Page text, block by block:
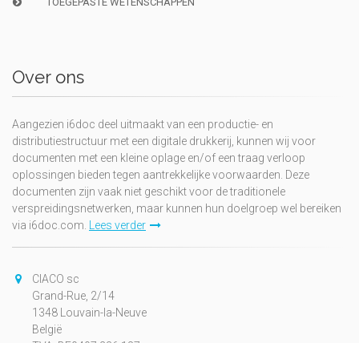
Over ons
Aangezien i6doc deel uitmaakt van een productie- en
distributiestructuur met een digitale drukkerij, kunnen wij voor
documenten met een kleine oplage en/of een traag verloop
oplossingen bieden tegen aantrekkelijke voorwaarden. Deze
documenten zijn vaak niet geschikt voor de traditionele
verspreidingsnetwerken, maar kunnen hun doelgroep wel bereiken
via i6doc.com.
Lees verder
CIACO sc
Grand-Rue, 2/14
1348 Louvain-la-Neuve
België